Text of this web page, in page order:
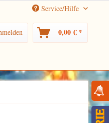
Service/Hilfe
0,00 € *